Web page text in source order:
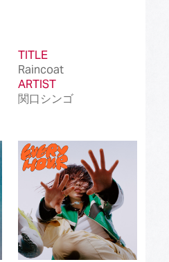
TITLE
Raincoat
ARTIST
関口シンゴ